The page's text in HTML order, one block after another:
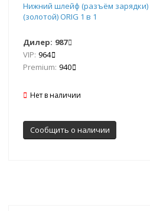
Нижний шлейф (разъём зарядки)
(золотой) ORIG 1 в 1
Дилер: 987
VIP: 964
Premium: 940
Нет в наличии
Сообщить о наличии